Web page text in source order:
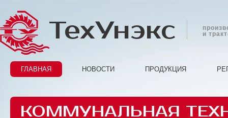
ТехУнэкс
и
ГЛАВНАЯ НОВОСТИ ПРОДУКЦИЯ
КОММУНАЛЬНАЯ